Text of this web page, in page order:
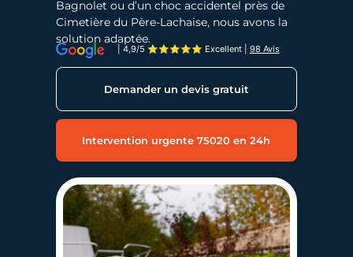
Bagnolet ou d’un choc accidentel près de
Cimetière du Père-Lachaise, nous avons la
solution adaptée.
| 4,9/5 ⭐⭐⭐⭐⭐ Excellent 98 Avis
Demander un devis gratuit
Intervention urgente 75020 en 24h